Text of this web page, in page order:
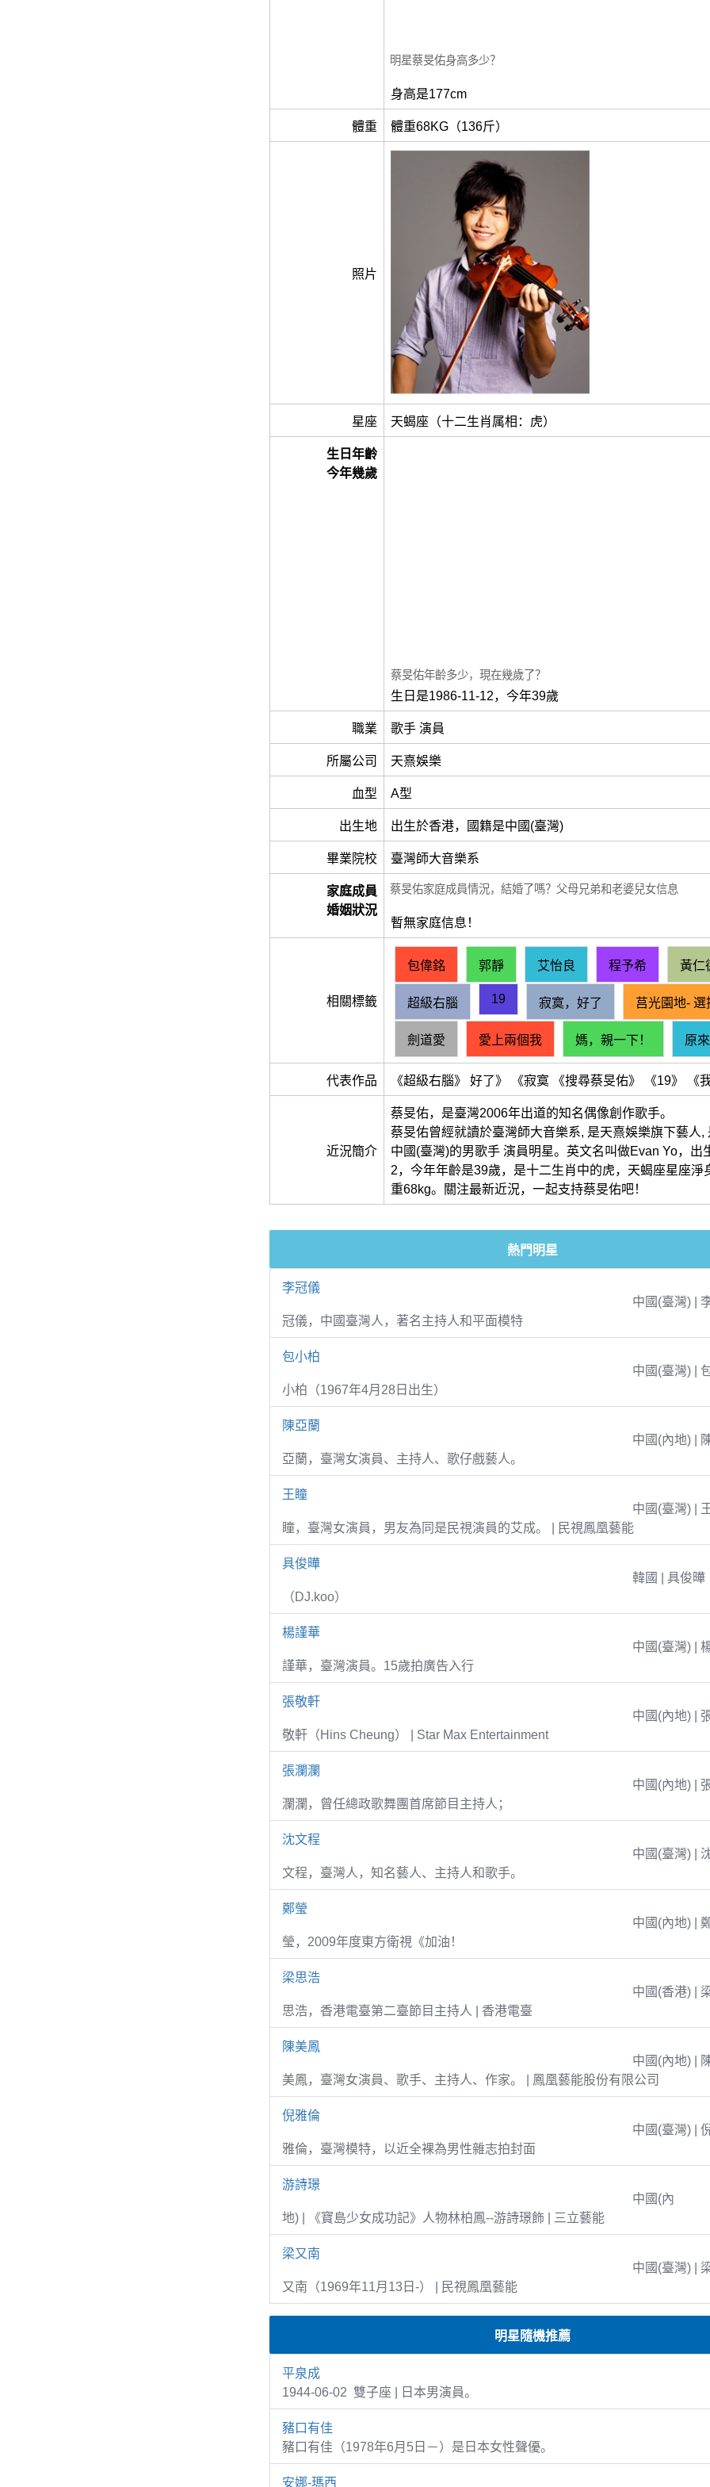
明星蔡旻佑身高多少？
身高是177cm
體重 體重68KG（136斤）
照片
星座 天蝎座（十二生肖属相：虎）
生日年齡
今年幾歲
蔡旻佑年齡多少，現在幾歲了？
生日是1986-11-12，今年39歲
職業 歌手 演員
所屬公司 天熹娛樂
血型 A型
出生地 出生於香港，國籍是中國(臺灣)
畢業院校 臺灣師大音樂系
家庭成員
婚姻狀況
蔡旻佑家庭成員情況，結婚了嗎？父母兄弟和老婆兒女信息
暫無家庭信息！
相關標籤
包偉銘 郭靜 艾怡良 程予希 黃仁
超級右腦 19 寂寞，好了 莒光園地‑ 選
劍道愛 愛上兩個我 媽，親一下！ 原
代表作品 《超級右腦》 好了》 《寂寞 《搜尋蔡旻佑》 《19》 《
近況簡介
蔡旻佑，是臺灣2006年出道的知名偶像創作歌手。
蔡旻佑曾經就讀於臺灣師大音樂系, 是天熹娛樂旗下藝人,
中國(臺灣)的男歌手 演員明星。英文名叫做Evan Yo，出
2，今年年齡是39歲，是十二生肖中的虎，天蝎座星座淨
重68kg。關注最新近況，一起支持蔡旻佑吧！
熱門明星
李冠儀
中國(臺灣) |
冠儀，中國臺灣人，著名主持人和平面模特
包小柏
中國(臺灣) |
小柏（1967年4月28日出生）
陳亞蘭
中國(內地) |
亞蘭，臺灣女演員、主持人、歌仔戲藝人。
王瞳
中國(臺灣) |
瞳，臺灣女演員，男友為同是民視演員的艾成。 | 民視鳳凰藝能
具俊曄
韓國 | 具俊曄
（DJ.koo）
楊謹華
中國(臺灣) |
謹華，臺灣演員。15歲拍廣告入行
張敬軒
中國(內地) |
敬軒（Hins Cheung） | Star Max Entertainment
張瀾瀾
中國(內地) |
瀾瀾，曾任總政歌舞團首席節目主持人；
沈文程
中國(臺灣) |
文程，臺灣人，知名藝人、主持人和歌手。
鄭瑩
中國(內地) |
瑩，2009年度東方衛視《加油！
梁思浩
中國(香港) |
思浩，香港電臺第二臺節目主持人 | 香港電臺
陳美鳳
中國(內地) |
美鳳，臺灣女演員、歌手、主持人、作家。 | 鳳凰藝能股份有限公司
倪雅倫
中國(臺灣) |
雅倫，臺灣模特，以近全裸為男性雜志拍封面
游詩璟
中國(內
地) | 《寶島少女成功記》人物林柏鳳--游詩璟飾 | 三立藝能
梁又南
中國(臺灣) |
又南（1969年11月13日-） | 民視鳳凰藝能
明星隨機推薦
平泉成
1944-06-02 雙子座 | 日本男演員。
豬口有佳
豬口有佳（1978年6月5日－）是日本女性聲優。
安娜-瑪西